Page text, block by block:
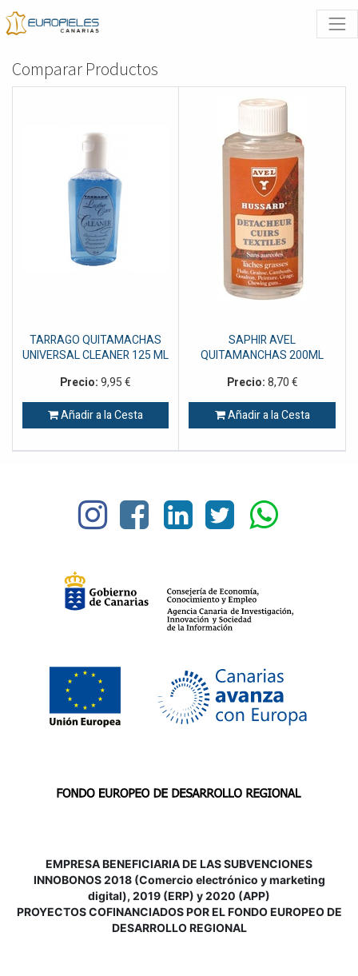
Comparar Productos
TARRAGO QUITAMACHAS
UNIVERSAL CLEANER 125 ML
Precio:9,95€
Añadir a la Cesta
SAPHIR AVEL
QUITAMANCHAS 200ML
Precio:8,70€
Añadir a la Cesta
EMPRESA BENEFICIARIA DE LAS SUBVENCIONES
INNOBONOS 2018 (Comercio electrónico y marketing
digital), 2019 (ERP) y 2020 (APP)
PROYECTOS COFINANCIADOS POR EL FONDO EUROPEO DE
DESARROLLO REGIONAL